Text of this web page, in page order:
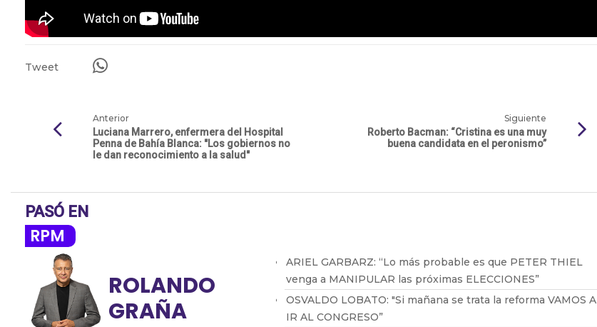
Tweet
Anterior
Luciana Marrero, enfermera del Hospital
Penna de Bahía Blanca: "Los gobiernos no
le dan reconocimiento a la salud"
Siguiente
Roberto Bacman: “Cristina es una muy
buena candidata en el peronismo”
PASÓ EN
RPM
ROLANDO
GRAÑA
ARIEL GARBARZ: “Lo más probable es que PETER THIEL
venga a MANIPULAR las próximas ELECCIONES”
OSVALDO LOBATO: "Si mañana se trata la reforma VAMOS A
IR AL CONGRESO”